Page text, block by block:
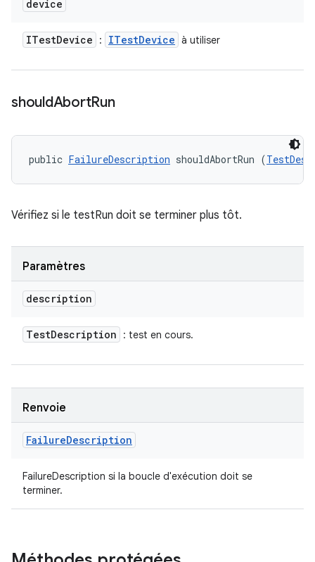
device
ITestDevice : ITestDevice à utiliser
shouldAbortRun
public FailureDescription shouldAbortRun (
Vérifiez si le testRun doit se terminer plus tôt.
Paramètres
description
TestDescription : test en cours.
Renvoie
FailureDescription
FailureDescription si la boucle d'exécution doit se
terminer.